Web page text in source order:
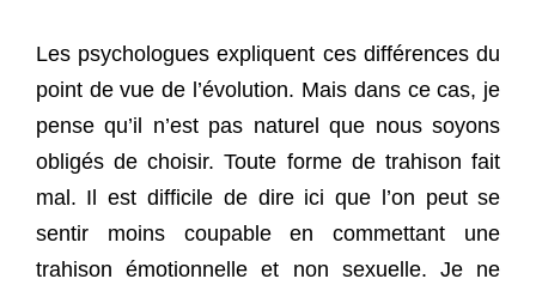
Les psychologues expliquent ces différences du
point de vue de l’évolution. Mais dans ce cas, je
pense qu’il n’est pas naturel que nous soyons
obligés de choisir. Toute forme de trahison fait
mal. Il est difficile de dire ici que l’on peut se
sentir moins coupable en commettant une
trahison émotionnelle et non sexuelle. Je ne